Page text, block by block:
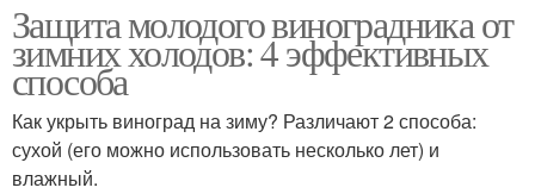
Защита молодого виноградника от
зимних холодов: 4 эффективных
способа
Как укрыть виноград на зиму? Различают 2 способа:
сухой (его можно использовать несколько лет) и
влажный.